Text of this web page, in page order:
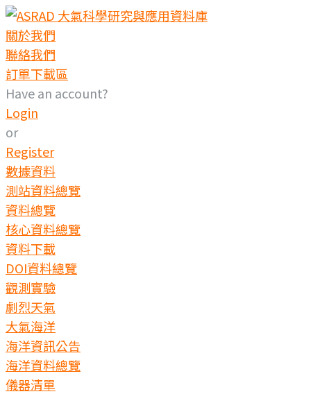
Skip
to
content
關於我們
聯絡我們
訂單下載區
Have an account?
Login
or
Register
數據資料
測站資料總覽
資料總覽
核心資料總覽
資料下載
DOI資料總覽
觀測實驗
劇烈天氣
大氣海洋
海洋資訊公告
海洋資料總覽
儀器清單